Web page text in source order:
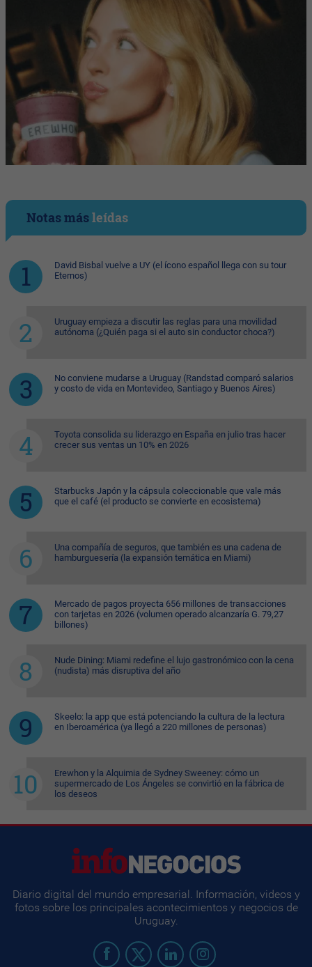
Notas másleídas
David Bisbal vuelve a UY (el ícono español llega con su tour
Eternos)
Uruguay empieza a discutir las reglas para una movilidad
autónoma (¿Quién paga si el auto sin conductor choca?)
No conviene mudarse a Uruguay (Randstad comparó salarios
y costo de vida en Montevideo, Santiago y Buenos Aires)
Toyota consolida su liderazgo en España en julio tras hacer
crecer sus ventas un 10% en 2026
Starbucks Japón y la cápsula coleccionable que vale más
que el café (el producto se convierte en ecosistema)
Una compañía de seguros, que también es una cadena de
hamburguesería (la expansión temática en Miami)
Mercado de pagos proyecta 656 millones de transacciones
con tarjetas en 2026 (volumen operado alcanzaría G. 79,27
billones)
Nude Dining: Miami redefine el lujo gastronómico con la cena
(nudista) más disruptiva del año
Skeelo: la app que está potenciando la cultura de la lectura
en Iberoamérica (ya llegó a 220 millones de personas)
Erewhon y la Alquimia de Sydney Sweeney: cómo un
supermercado de Los Ángeles se convirtió en la fábrica de
los deseos
Diario digital del mundo empresarial. Información, videos y
fotos sobre los principales acontecimientos y negocios de
Uruguay.